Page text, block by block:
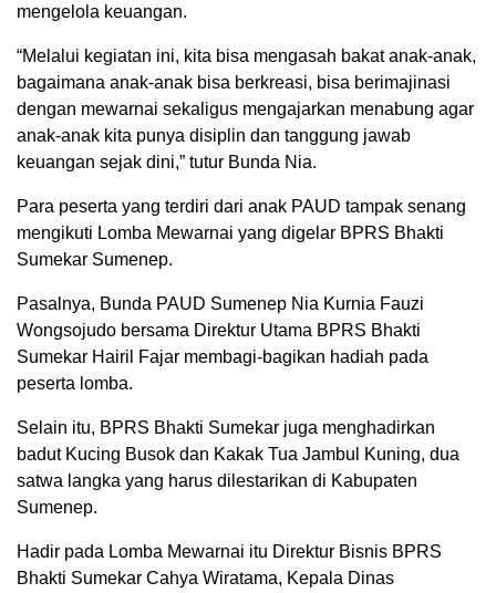
mengelola keuangan.
“Melalui kegiatan ini, kita bisa mengasah bakat anak-anak,
bagaimana anak-anak bisa berkreasi, bisa berimajinasi
dengan mewarnai sekaligus mengajarkan menabung agar
anak-anak kita punya disiplin dan tanggung jawab
keuangan sejak dini,” tutur Bunda Nia.
Para peserta yang terdiri dari anak PAUD tampak senang
mengikuti Lomba Mewarnai yang digelar BPRS Bhakti
Sumekar Sumenep.
Pasalnya, Bunda PAUD Sumenep Nia Kurnia Fauzi
Wongsojudo bersama Direktur Utama BPRS Bhakti
Sumekar Hairil Fajar membagi-bagikan hadiah pada
peserta lomba.
Selain itu, BPRS Bhakti Sumekar juga menghadirkan
badut Kucing Busok dan Kakak Tua Jambul Kuning, dua
satwa langka yang harus dilestarikan di Kabupaten
Sumenep.
Hadir pada Lomba Mewarnai itu Direktur Bisnis BPRS
Bhakti Sumekar Cahya Wiratama, Kepala Dinas